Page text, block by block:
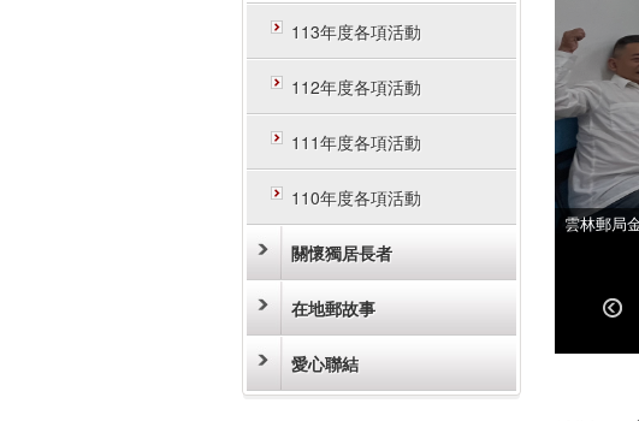
113年度各項活動
112年度各項活動
111年度各項活動
110年度各項活動
關懷獨居長者
在地郵故事
愛心聯結
雲林郵局
雲林郵局